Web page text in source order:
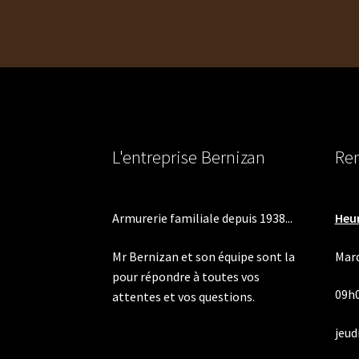
L'entreprise Bernizan
Armurerie familiale depuis 1938...
Mr Bernizan et son équipe sont la
pour répondre à toutes vos
attentes et vos questions.